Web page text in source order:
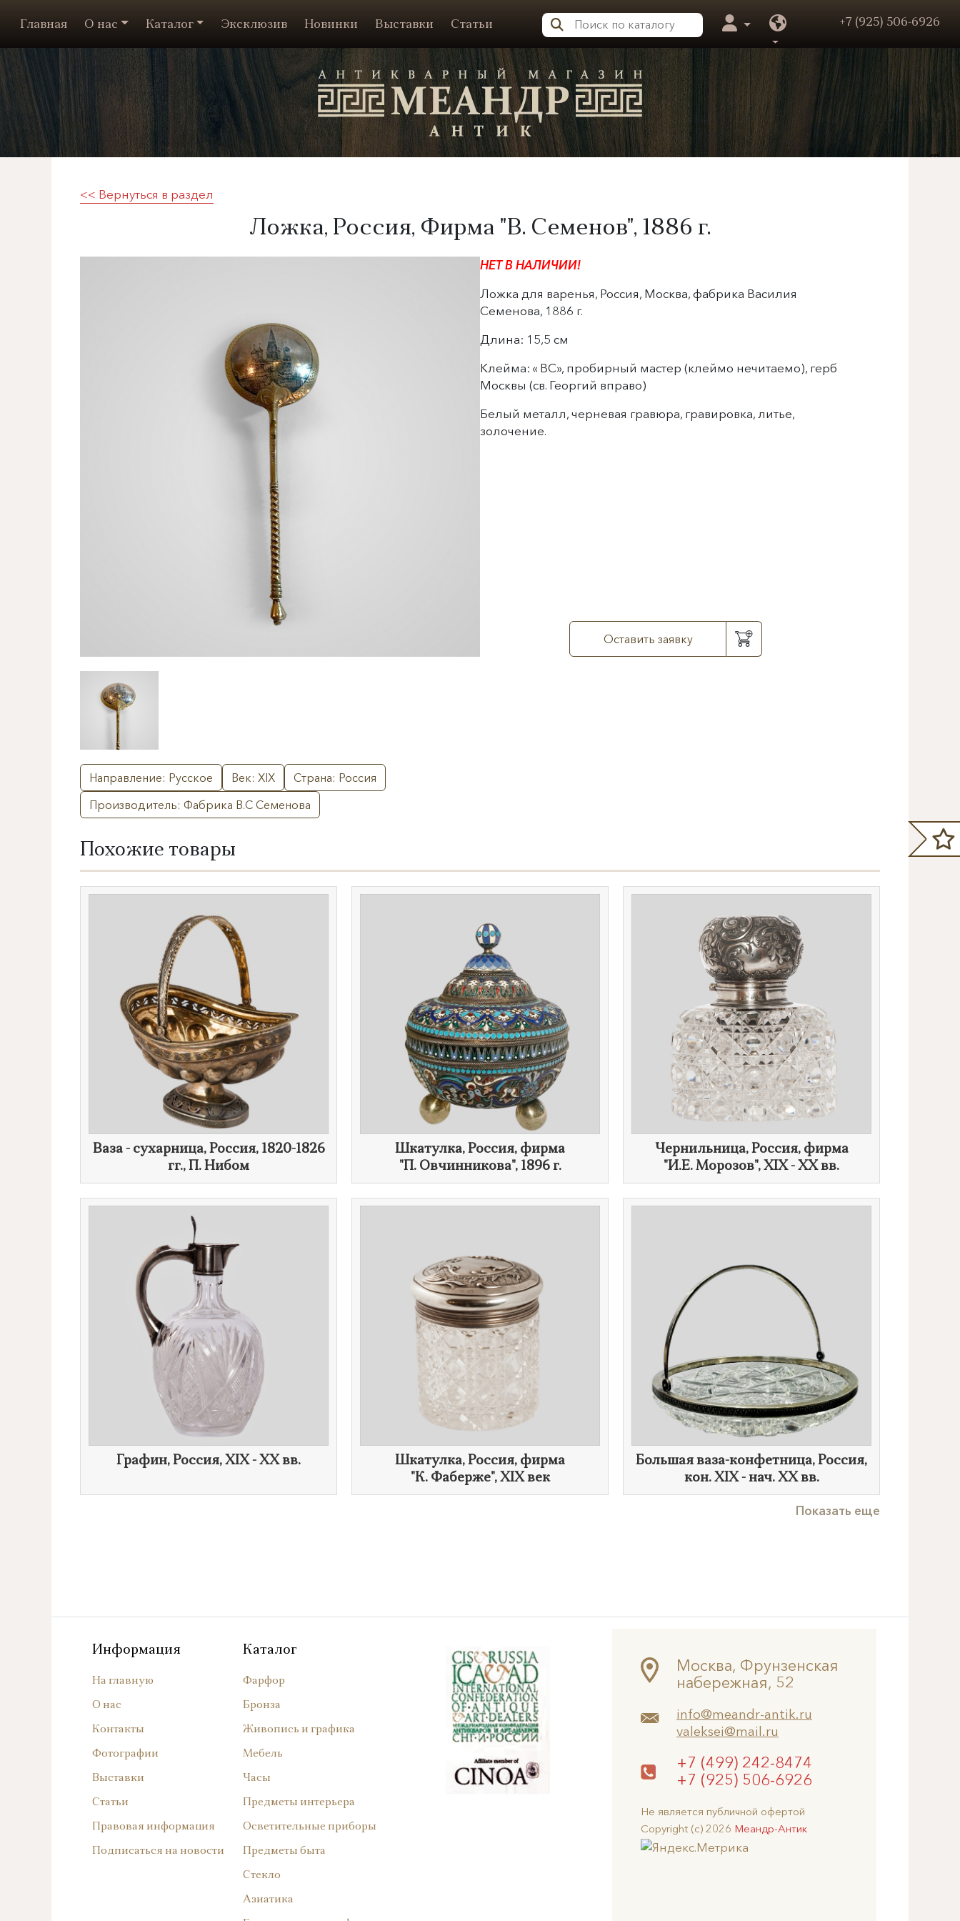
Главная О нас Каталог Эксклюзив Новинки Выставки Статьи +7 (925) 506-6926
Меандр-Антик
<< Вернуться в раздел
Ложка, Россия, Фирма "В. Семенов", 1886 г.
Направление: Русское Век: XIX
Страна: Россия
Производитель: Фабрика В.С Семенова
НЕТ В НАЛИЧИИ!
Ложка для варенья, Россия, Москва, фабрика Василия
Семенова, 1886 г.
Длина: 15,5 см
Клейма: « ВС», пробирный мастер (клеймо нечитаемо), герб
Москвы (св. Георгий вправо)
Белый металл, черневая гравюра, гравировка, литье,
золочение.
Оставить заявку
Похожие товары
Ваза - сухарница, Россия, 1820-1826
гг., П. Нибом
Шкатулка, Россия, фирма
"П. Овчинникова", 1896 г.
Чернильница, Россия, фирма
"И.Е. Морозов", XIX - XX вв.
Графин, Россия, XIX - XX вв.
Шкатулка, Россия, фирма
"К. Фаберже", XIX век
Большая ваза-конфетница, Россия,
кон. XIX - нач. XX вв.
Показать еще
Информация
На главную
О нас
Контакты
Фотографии
Выставки
Статьи
Правовая информация
Подписаться на новости
Каталог
Фарфор
Бронза
Живопись и графика
Мебель
Часы
Предметы интерьера
Осветительные приборы
Предметы быта
Стекло
Азиатика
Москва, Фрунзенская
набережная, 52
info@meandr-antik.ru
valeksei@mail.ru
+7 (499) 242-8474
+7 (925) 506-6926
Не является публичной офертой
Copyright (c) 2026 Меандр-Антик